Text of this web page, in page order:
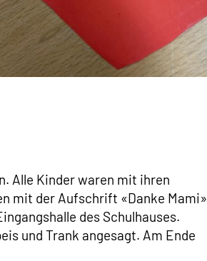
Alle Kinder waren mit ihren
mit der Aufschrift «Danke Mami»
des Schulhauses.
und Trank angesagt. Am Ende